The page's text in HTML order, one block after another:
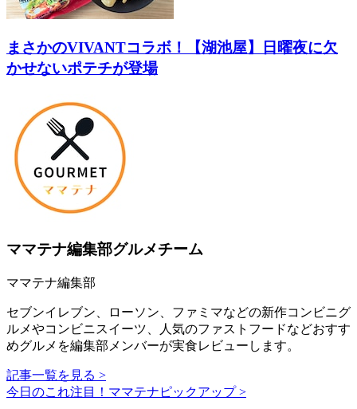
まさかのVIVANTコラボ！【湖池屋】日曜夜に欠
かせないポテチが登場
ママテナ編集部グルメチーム
ママテナ編集部
セブンイレブン、ローソン、ファミマなどの新作コンビニグ
ルメやコンビニスイーツ、人気のファストフードなどおすす
めグルメを編集部メンバーが実食レビューします。
記事一覧を見る >
今日のこれ注目！ママテナピックアップ >